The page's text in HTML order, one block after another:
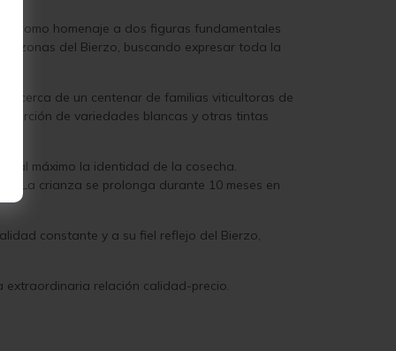
como homenaje a dos figuras fundamentales
zonas del Bierzo, buscando expresar toda la
cerca de un centenar de familias viticultoras de
de variedades blancas y otras tintas
al máximo la identidad de la cosecha.
La crianza se prolonga durante 10 meses en
constante y a su fiel reflejo del Bierzo,
extraordinaria relación calidad-precio.